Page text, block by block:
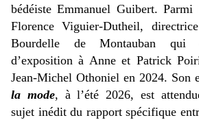
bédéiste Emmanuel Guibert. Parmi
Florence Viguier-Dutheil,
Bourdelle de Montauban
d’exposition à Anne et Patrick
Jean-Michel Othoniel en 2024. Son
la mode, à l’été 2026, est
sujet inédit du rapport spécifique